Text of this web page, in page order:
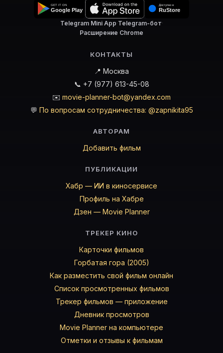
Telegram Mini App·Telegram-бот·
Расширение Chrome
КОНТАКТЫ
📍 Москва
📞 +7 (977) 613-45-08
✉️ movie-planner-bot@yandex.com
💬 По вопросам сотрудничества: @zapnikita95
АВТОРАМ
Добавить фильм
ПУБЛИКАЦИИ
Хабр — ИИ в киносервисе
Профиль на Хабре
Дзен — Movie Planner
ТРЕКЕР КИНО
Карточки фильмов
Горбатая гора (2005)
Как разместить свой фильм онлайн
Список просмотренных фильмов
Трекер фильмов — приложение
Дневник просмотров
Movie Planner на компьютере
Отметки и отзывы к фильмам